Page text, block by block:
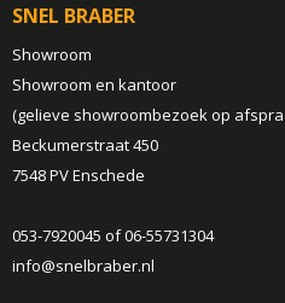
SNEL BRABER
Showroom
Showroom en kantoor
(gelieve showroombezoek op
Beckumerstraat 450
7548 PV Enschede
053-7920045 of 06-55731304
info@snelbraber.nl